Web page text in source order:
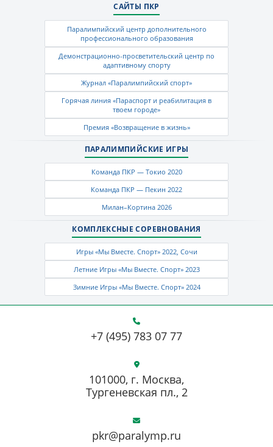
САЙТЫ ПКР
Паралимпийский центр дополнительного
профессионального образования
Демонстрационно-просветительский центр по
адаптивному спорту
Журнал «Паралимпийский спорт»
Горячая линия «Параспорт и реабилитация в
твоем городе»
Премия «Возвращение в жизнь»
ПАРАЛИМПИЙСКИЕ ИГРЫ
Команда ПКР — Токио 2020
Команда ПКР — Пекин 2022
Милан–Кортина 2026
КОМПЛЕКСНЫЕ СОРЕВНОВАНИЯ
Игры «Мы Вместе. Спорт» 2022, Сочи
Летние Игры «Мы Вместе. Спорт» 2023
Зимние Игры «Мы Вместе. Спорт» 2024
+7 (495) 783 07 77
pkr@paralymp.ru
101000, г. Москва,
Тургеневская пл., 2